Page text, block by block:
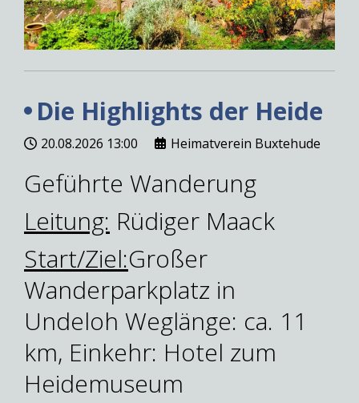
Die Highlights der Heide
20.08.2026 13:00 Heimatverein Buxtehude
Geführte Wanderung
Leitung: Rüdiger Maack
Start/Ziel:Großer
Wanderparkplatz in
Undeloh Weglänge: ca. 11
km, Einkehr: Hotel zum
Heidemuseum